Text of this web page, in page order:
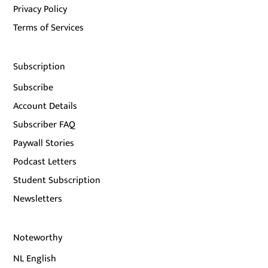
Privacy Policy
Terms of Services
Subscription
Subscribe
Account Details
Subscriber FAQ
Paywall Stories
Podcast Letters
Student Subscription
Newsletters
Noteworthy
NL English